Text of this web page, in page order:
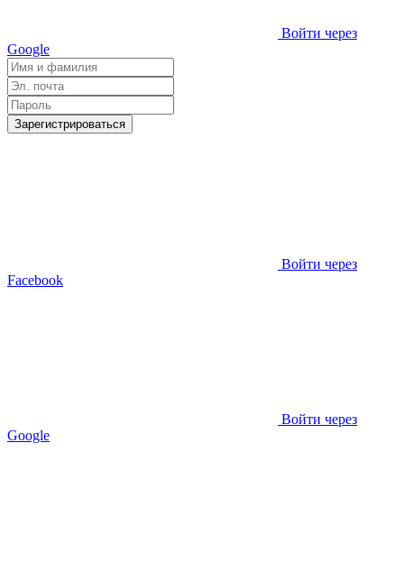
Войти через
Google
Зарегистрироваться
Войти через
Facebook
Войти через
Google